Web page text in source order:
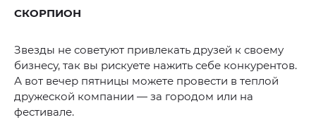
СКОРПИОН
Звезды не советуют привлекать друзей к своему
бизнесу, так вы рискуете нажить себе конкурентов.
А вот вечер пятницы можете провести в теплой
дружеской компании — за городом или на
фестивале.